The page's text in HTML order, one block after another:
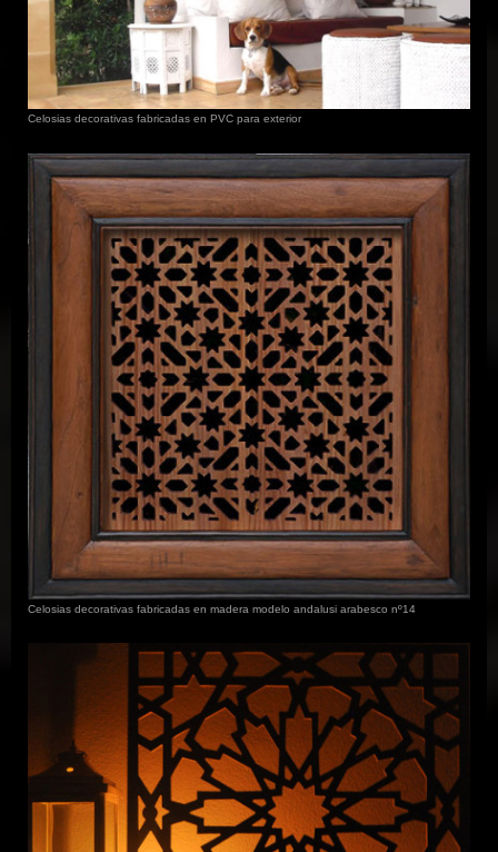
Celosias decorativas fabricadas en PVC para exterior
Celosias decorativas fabricadas en madera modelo andalusi arabesco nº14